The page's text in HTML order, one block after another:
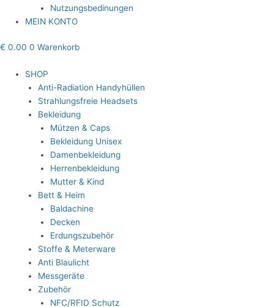
Nutzungsbedinungen
MEIN KONTO
€ 0.00 0 Warenkorb
SHOP
Anti-Radiation Handyhüllen
Strahlungsfreie Headsets
Bekleidung
Mützen & Caps
Bekleidung Unisex
Damenbekleidung
Herrenbekleidung
Mutter & Kind
Bett & Heim
Baldachine
Decken
Erdungszubehör
Stoffe & Meterware
Anti Blaulicht
Messgeräte
Zubehör
NFC/RFID Schutz